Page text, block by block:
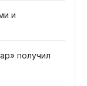
и
получил